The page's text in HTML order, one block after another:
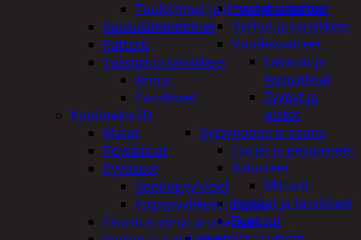
Tyynyt ja peitot
Verhot ja tarvikkeet
Vuodevaatteet
Lakanat ja
tyynynlinat
Tyynyt ja
peitot
Kylpyhuone ja sauna
Harjat ja pesuaineet
Kalusteet
Mittarit
Kiukaat ja tarvikkeet
Tuoksut
Tuulettimet ja Ilmastointilaitteet
Kaasulämmittimet
Patterit
Tulisijat ja tarvikkeet
Arinat
Tarvikkeet
Kodintekstiilit
Matot
Pöytäliinat
Pyyhkeet
Keittiöpyyhkeet
Kylpypyyhkeet ja takit
Sisustustyynyt ja päälliset